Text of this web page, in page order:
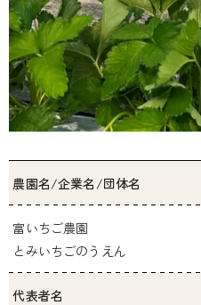
農園名/企業名/団体名
富いちご農園
とみいちごのうえん
代表者名